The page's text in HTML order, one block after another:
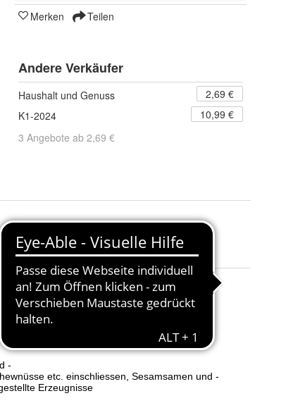
Merken Teilen
Andere Verkäufer
Haushalt und Genuss
2,69 €
K1-2024
10,99 €
3 Angebote ab 2,69 €
Stark